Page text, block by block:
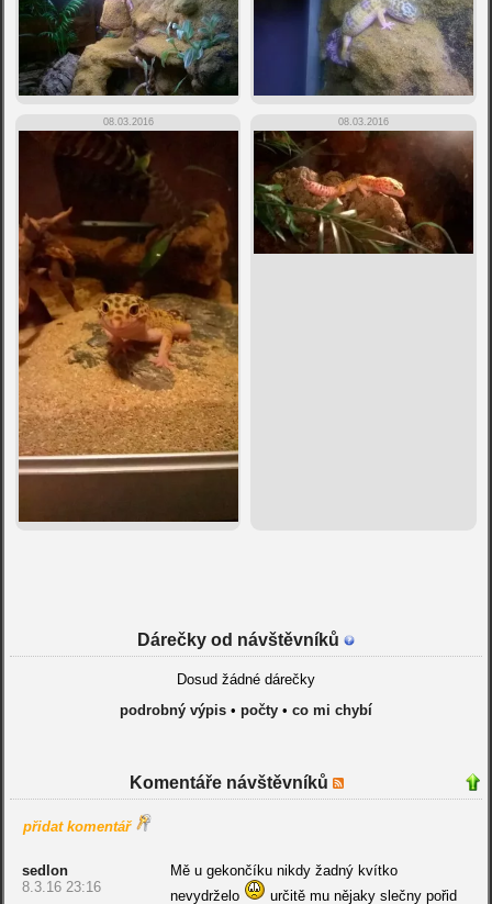
08.03.2016 08.03.2016
Dárečky od návštěvníků
Dosud žádné dárečky
podrobný výpis• počty• co mi chybí
Komentáře návštěvníků
přidat komentář
sedlon
8.3.16 23:16
Mě u gekončíku nikdy žadný kvítko
nevydrželo
určitě mu nějaky slečny pořid